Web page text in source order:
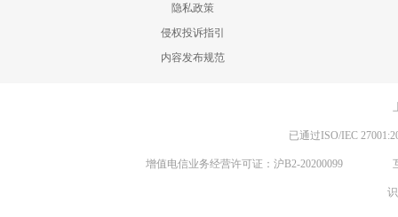
隐私政策
侵权投诉指引
内容发布规范
已通过ISO/IEC
增值电信业务经营许可证：沪B2-20200099